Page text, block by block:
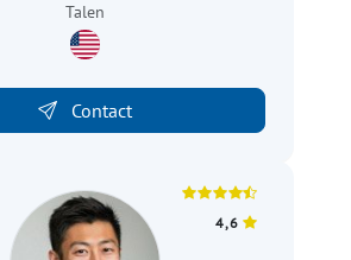
Talen
Contact
4,6